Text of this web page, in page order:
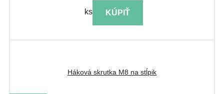
ks KÚPIŤ
Háková skrutka M8 na stĺpik